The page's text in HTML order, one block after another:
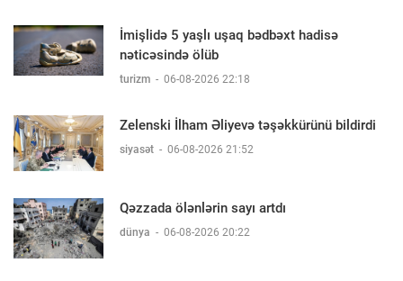
İmişlidə 5 yaşlı uşaq bədbəxt hadisə
nəticəsində ölüb
turizm - 06-08-2026 22:18
Zelenski İlham Əliyevə təşəkkürünü bildirdi
siyasət - 06-08-2026 21:52
Qəzzada ölənlərin sayı artdı
dünya - 06-08-2026 20:22